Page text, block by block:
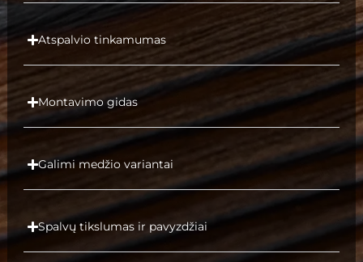
Atspalvio tinkamumas
Montavimo gidas
Galimi medžio variantai
Spalvų tikslumas ir pavyzdžiai